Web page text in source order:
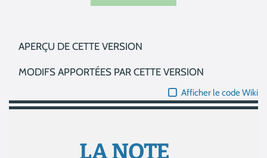
APERÇU DE CETTE VERSION
MODIFS APPORTÉES PAR CETTE VERSION
Afficher le code Wiki
LA NOTE